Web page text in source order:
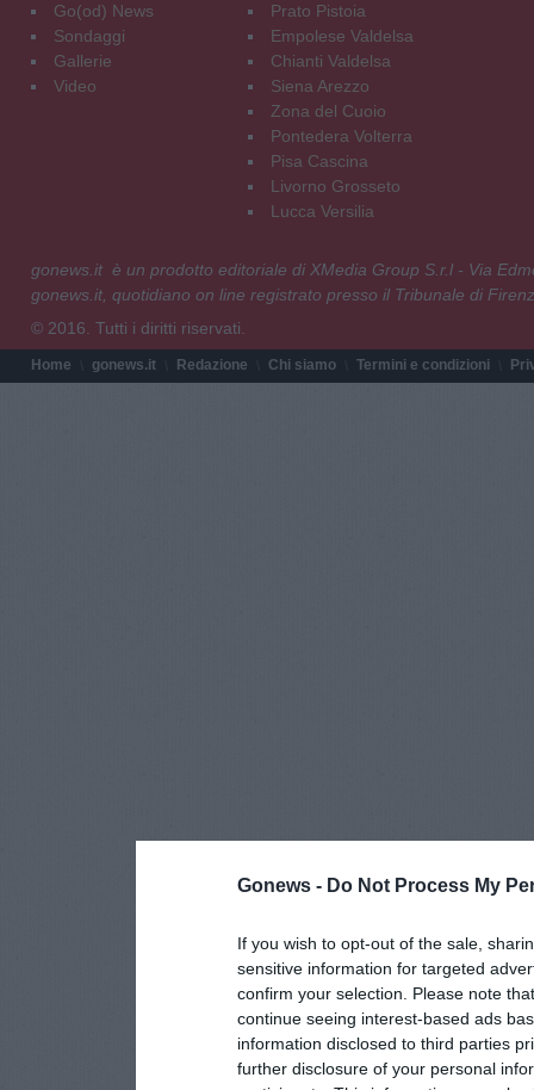
Gonews - Do Not Process My
If you wish to opt-out of the sale,
sensitive information for targeted
confirm your selection. Please note
continue seeing interest-based ads
information disclosed to third parties
further disclosure of your personal
Go(od) News
Sondaggi
Gallerie
Video
Prato Pistoia
Empolese Valdelsa
Chianti Valdelsa
Siena Arezzo
Zona del Cuoio
Pontedera Volterra
Pisa Cascina
Livorno Grosseto
Lucca Versilia
gonews.it è un prodotto editoriale di XMedia Group S.r.l - Via
gonews.it, quotidiano on line registrato presso il Tribunale di
© 2016. Tutti i diritti riservati.
Home gonews.it Redazione Chi siamo Termini e condizioni